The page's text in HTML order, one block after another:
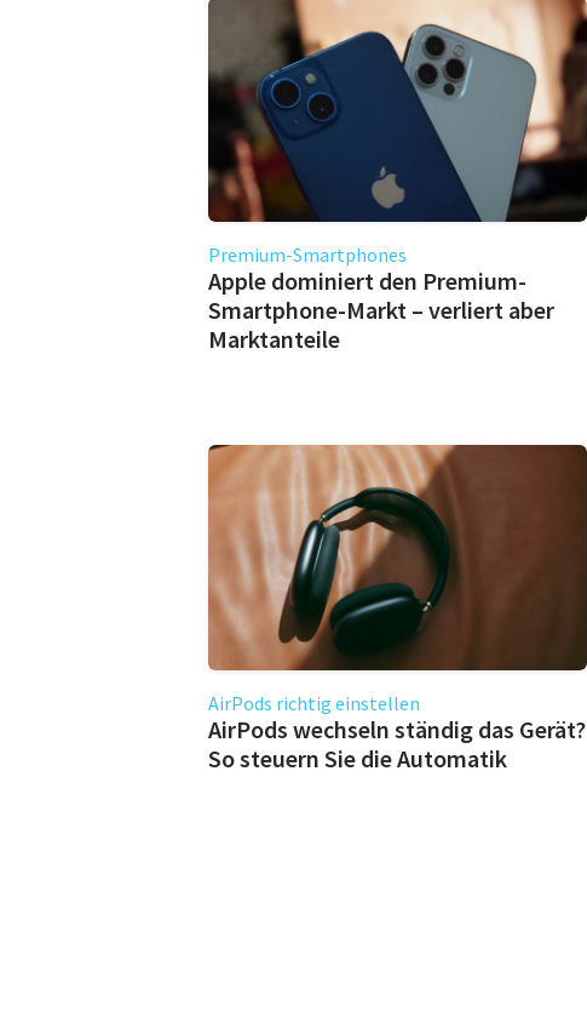
Premium-Smartphones
Apple dominiert den Premium-
Smartphone-Markt – verliert aber
Marktanteile
AirPods richtig einstellen
AirPods wechseln ständig das Gerät?
So steuern Sie die Automatik